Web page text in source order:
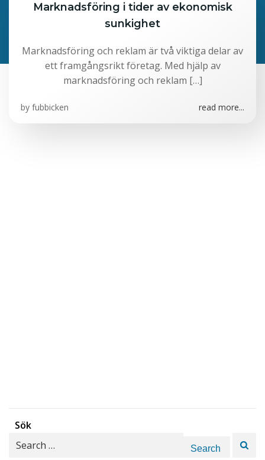
Marknadsföring i tider av ekonomisk
sunkighet
Marknadsföring och reklam är två viktiga delar av
ett framgångsrikt företag. Med hjälp av
marknadsföring och reklam […]
by fubbicken read more...
Sök
Search